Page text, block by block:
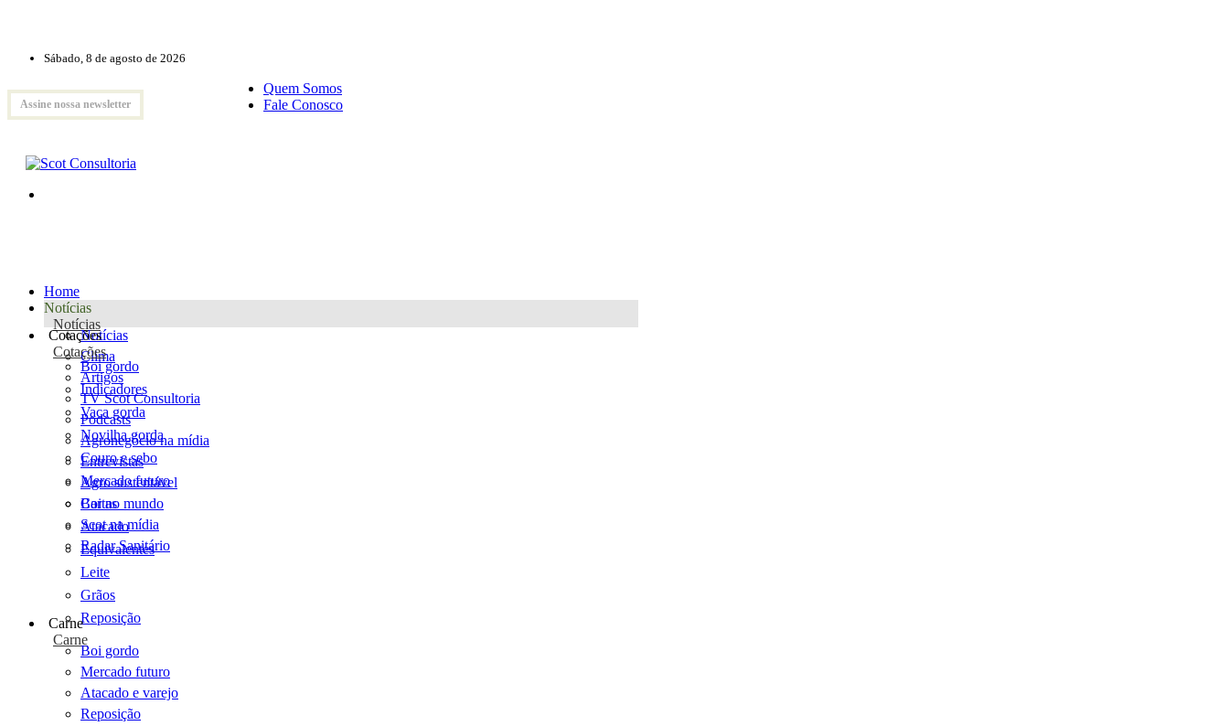
Sábado, 8 de agosto de 2026
Assine nossa newsletter
Quem Somos
Fale Conosco
Home
Notícias
Notícias
Notícias
Clima
Artigos
TV Scot Consultoria
Podcasts
Agronegócio na mídia
Entrevistas
Agro sustentável
Cartas
Scot na mídia
Radar Sanitário
Cotações
Cotações
Boi gordo
Indicadores
Vaca gorda
Novilha gorda
Couro e sebo
Mercado futuro
Boi no mundo
Atacado
Equivalentes
Leite
Grãos
Reposição
Carne
Carne
Boi gordo
Mercado futuro
Atacado e varejo
Reposição